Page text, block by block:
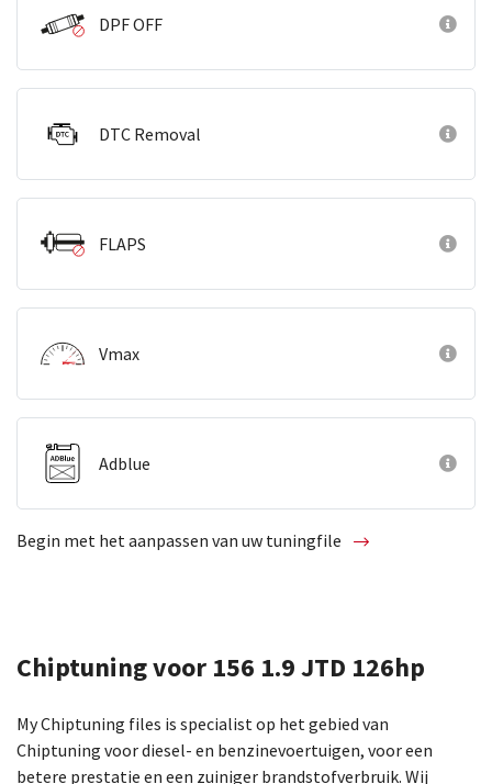
DPF OFF
DTC Removal
FLAPS
Vmax
Adblue
Begin met het aanpassen van uw tuningfile
Chiptuning voor 156 1.9 JTD 126hp
My Chiptuning files is specialist op het gebied van
Chiptuning voor diesel- en benzinevoertuigen, voor een
betere prestatie en een zuiniger brandstofverbruik. Wij